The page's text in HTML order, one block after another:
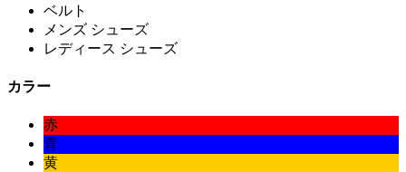
ベルト
メンズ シューズ
レディース シューズ
カラー
赤
青
黄